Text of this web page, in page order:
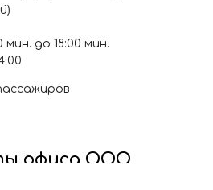
мин. до 18:00 мин.
офиса ООО